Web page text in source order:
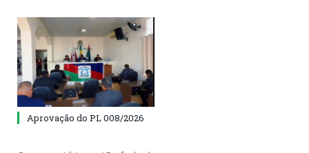
Aprovação do PL 008/2026